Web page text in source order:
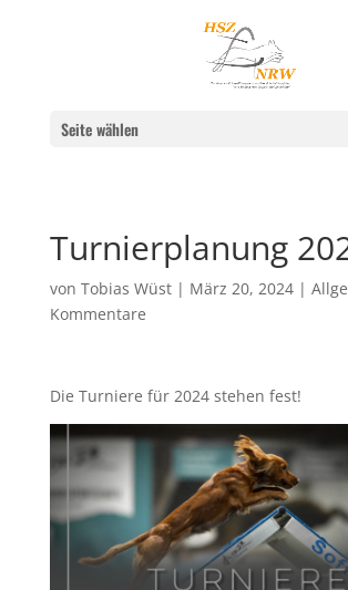
Seite wählen
Turnierplanung
von Tobias Wüst| März 20, 2024|
Kommentare
Die Turniere für 2024 stehen fest!